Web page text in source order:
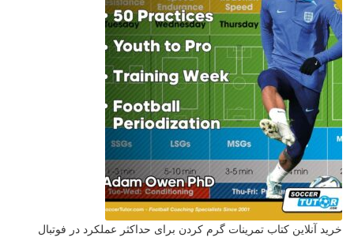
خرید آنلاین کتاب تمرینات گرم کردن برای حداکثر عملکرد در فوتبال